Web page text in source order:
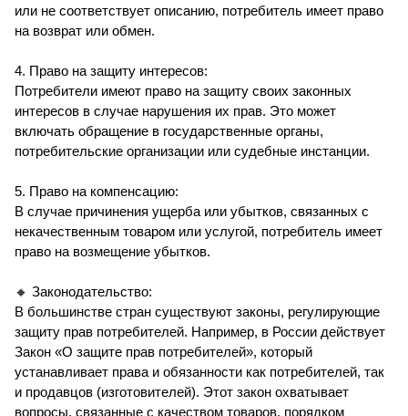
или не соответствует описанию, потребитель имеет право
на возврат или обмен.
4. Право на защиту интересов:
Потребители имеют право на защиту своих законных
интересов в случае нарушения их прав. Это может
включать обращение в государственные органы,
потребительские организации или судебные инстанции.
5. Право на компенсацию:
В случае причинения ущерба или убытков, связанных с
некачественным товаром или услугой, потребитель имеет
право на возмещение убытков.
🔸 Законодательство:
В большинстве стран существуют законы, регулирующие
защиту прав потребителей. Например, в России действует
Закон «О защите прав потребителей», который
устанавливает права и обязанности как потребителей, так
и продавцов (изготовителей). Этот закон охватывает
вопросы, связанные с качеством товаров, порядком